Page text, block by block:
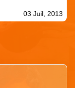
03 Juil, 2013